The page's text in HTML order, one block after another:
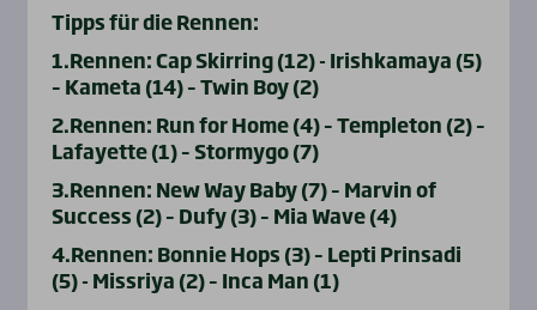
Tipps für die Rennen:
1.Rennen: Cap Skirring (12) - Irishkamaya (5)
– Kameta (14) – Twin Boy (2)
2.Rennen: Run for Home (4) – Templeton (2) –
Lafayette (1) – Stormygo (7)
3.Rennen: New Way Baby (7) – Marvin of
Success (2) – Dufy (3) – Mia Wave (4)
4.Rennen: Bonnie Hops (3) – Lepti Prinsadi
(5) - Missriya (2) – Inca Man (1)